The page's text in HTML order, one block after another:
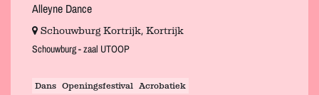
Alleyne Dance
Schouwburg Kortrijk, Kortrijk
Schouwburg - zaal UTOOP
Dans Openingsfestival Acrobatiek